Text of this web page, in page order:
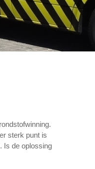
sterk punt is
Is de oplossing